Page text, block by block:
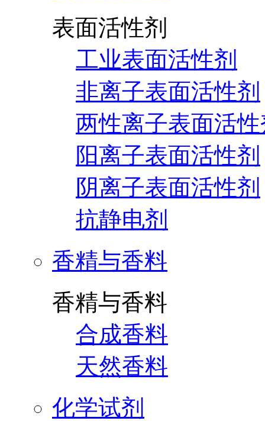
表面活性剂
工业表面活性剂
非离子表面活性剂
两性离子表面活
阳离子表面活性剂
阴离子表面活性剂
抗静电剂
香精与香料
香精与香料
合成香料
天然香料
化学试剂